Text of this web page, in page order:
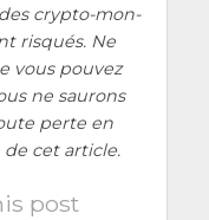
cryp­to-mon­
ris­qués. Ne
vous pou­vez
ne sau­rons
perte en
cet article.
post